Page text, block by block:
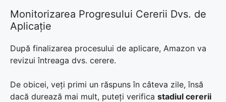
Monitorizarea Progresului Cererii Dvs. de
Aplicație
După finalizarea procesului de aplicare, Amazon va
revizui întreaga dvs. cerere.
De obicei, veți primi un răspuns în câteva zile, însă
dacă durează mai mult, puteți verifica stadiul cererii